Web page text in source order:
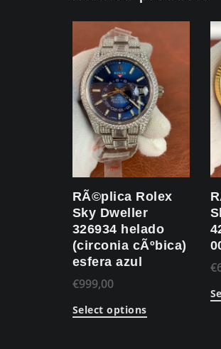
RÃ©plica Rolex
Sky Dweller
326934 helado
(circonia cÃºbica)
esfera azul
€999,00
Select options
€